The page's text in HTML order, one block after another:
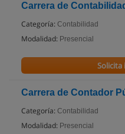
Carrera de
Categoría: Contabilidad
Modalidad: Presencial
Carrera de Contador
Categoría: Contabilidad
Modalidad: Presencial